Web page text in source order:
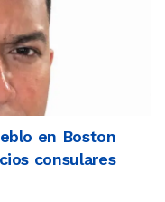
en Boston
consulares